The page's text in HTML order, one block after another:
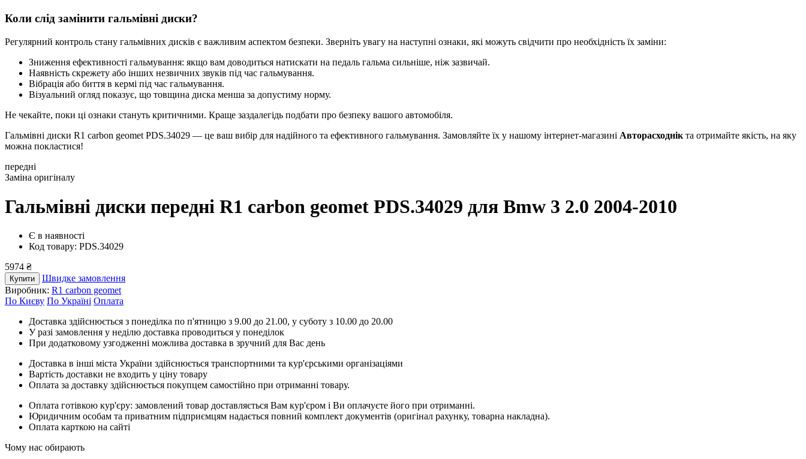
Коли слід замінити гальмівні диски?
Регулярний контроль стану гальмівних дисків є важливим аспектом безпеки. Зверніть увагу на наступні ознаки, які можуть свідчити про необхідність їх заміни:
Зниження ефективності гальмування: якщо вам доводиться натискати на педаль гальма сильніше, ніж зазвичай.
Наявність скрежету або інших незвичних звуків під час гальмування.
Вібрація або биття в кермі під час гальмування.
Візуальний огляд показує, що товщина диска менша за допустиму норму.
Не чекайте, поки ці ознаки стануть критичними. Краще заздалегідь подбати про безпеку вашого автомобіля.
Гальмівні диски R1 carbon geomet PDS.34029 — це ваш вибір для надійного та ефективного гальмування. Замовляйте їх у нашому інтернет-магазині Авторасходнік та отримайте якість, на яку
можна покластися!
передні
Заміна оригіналу
Гальмівні диски передні R1 carbon geomet PDS.34029 для Bmw 3 2.0 2004-2010
Є в наявності
Код товару: PDS.34029
5974 ₴
Купити
Швидке замовлення
Виробник: R1 carbon geomet
По Києву По Україні Оплата
Доставка здійснюється з понеділка по п'ятницю з 9.00 до 21.00, у суботу з 10.00 до 20.00
У разі замовлення у неділю доставка проводиться у понеділок
При додатковому узгодженні можлива доставка в зручний для Вас день
Доставка в інші міста України здійснюється транспортними та кур'єрськими організаціями
Вартість доставки не входить у ціну товару
Оплата за доставку здійснюється покупцем самостійно при отриманні товару.
Оплата готівкою кур'єру: замовлений товар доставляється Вам кур'єром і Ви оплачуєте його при отриманні.
Юридичним особам та приватним підприємцям надається повний комплект документів (оригінал рахунку, товарна накладна).
Оплата карткою на сайті
Чому нас обирають